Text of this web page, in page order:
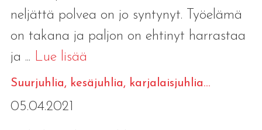
neljättä polvea on jo syntynyt. Työelämä
on takana ja paljon on ehtinyt harrastaa
ja ... Lue lisää
Suurjuhlia, kesäjuhlia, karjalaisjuhlia…
05.04.2021